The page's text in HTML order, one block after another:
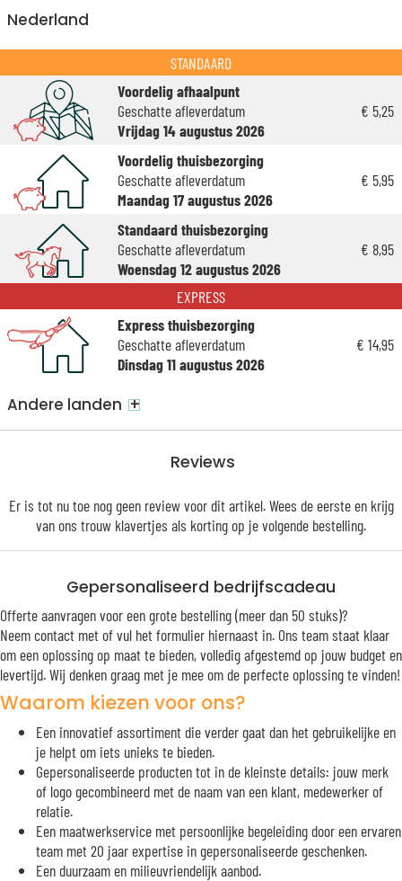
Reviews
Er is tot nu toe nog geen review voor dit artikel. Wees de eerste en krijg
van ons trouw klavertjes als korting op je volgende bestelling.
Nederland
STANDAARD
Voordelig afhaalpunt
Geschatte afleverdatum
Vrijdag 14 augustus 2026
€ 5,25
Voordelig thuisbezorging
Geschatte afleverdatum
Maandag 17 augustus 2026
€ 5,95
Standaard thuisbezorging
Geschatte afleverdatum
Woensdag 12 augustus 2026
€ 8,95
EXPRESS
Express thuisbezorging
Geschatte afleverdatum
Dinsdag 11 augustus 2026
€ 14,95
Andere landen +
Gepersonaliseerd bedrijfscadeau
Offerte aanvragen voor een grote bestelling (meer dan 50 stuks)?
Neem contact met of vul het formulier hiernaast in. Ons team staat klaar
om een oplossing op maat te bieden, volledig afgestemd op jouw budget en
levertijd. Wij denken graag met je mee om de perfecte oplossing te vinden!
Waarom kiezen voor ons?
Een innovatief assortiment die verder gaat dan het gebruikelijke en
je helpt om iets unieks te bieden.
Gepersonaliseerde producten tot in de kleinste details: jouw merk
of logo gecombineerd met de naam van een klant, medewerker of
relatie.
Een maatwerkservice met persoonlijke begeleiding door een ervaren
team met 20 jaar expertise in gepersonaliseerde geschenken.
Een duurzaam en milieuvriendelijk aanbod.